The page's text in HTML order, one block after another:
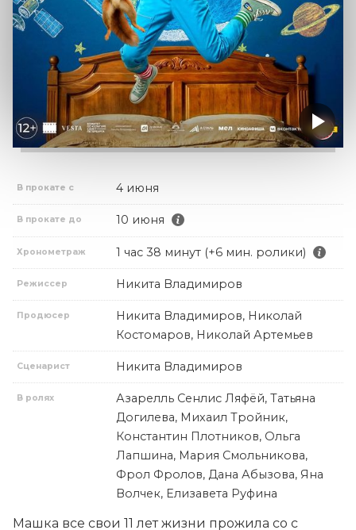
В прокате с 4 июня
В прокате до 10 июня
Хронометраж 1 час 38 минут (+6 мин. ролики)
Режиссер Никита Владимиров
Продюсер
Никита Владимиров, Николай
Костомаров, Николай Артемьев
Сценарист Никита Владимиров
В ролях
Азарелль Сенлис Ляфёй, Татьяна
Догилева, Михаил Тройник,
Константин Плотников, Ольга
Лапшина, Мария Смольникова,
Фрол Фролов, Дана Абызова, Яна
Волчек, Елизавета Руфина
Машка все свои 11 лет жизни прожила со с